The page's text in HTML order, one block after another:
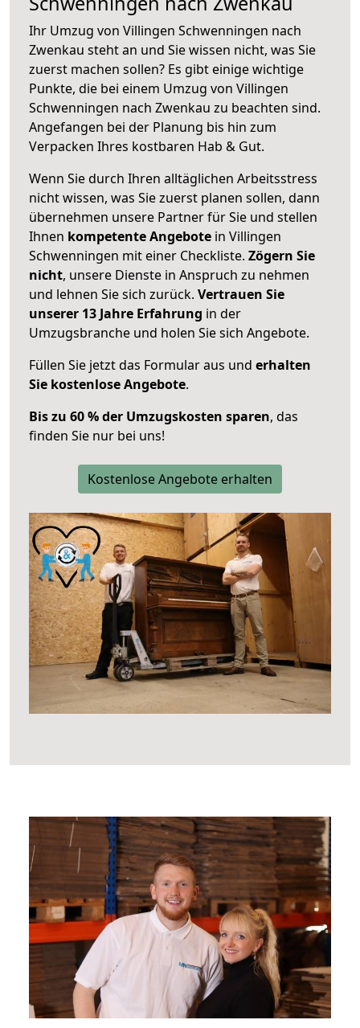
Ihr Umzug von Villingen Schwenningen nach
Zwenkau steht an und Sie wissen nicht, was Sie
zuerst machen sollen? Es gibt einige wichtige
Punkte, die bei einem Umzug von Villingen
Schwenningen nach Zwenkau zu beachten sind.
Angefangen bei der Planung bis hin zum
Verpacken Ihres kostbaren Hab & Gut.
Wenn Sie durch Ihren alltäglichen Arbeitsstress
nicht wissen, was Sie zuerst planen sollen, dann
übernehmen unsere Partner für Sie und stellen
Ihnen kompetente Angebote in Villingen
Schwenningen mit einer Checkliste. Zögern Sie
nicht, unsere Dienste in Anspruch zu nehmen
und lehnen Sie sich zurück. Vertrauen Sie
unserer 13 Jahre Erfahrung in der
Umzugsbranche und holen Sie sich Angebote.
Füllen Sie jetzt das Formular aus und erhalten
Sie kostenlose Angebote.
Bis zu 60 % der Umzugskosten sparen, das
finden Sie nur bei uns!
Kostenlose Angebote erhalten